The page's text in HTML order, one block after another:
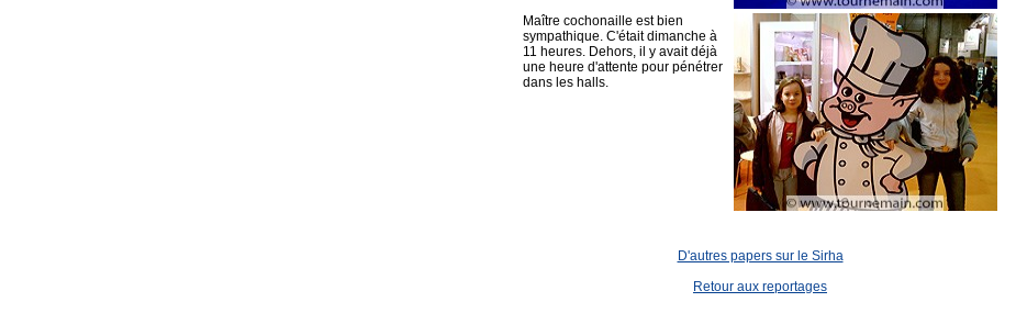
Maître cochonaille est bien
sympathique. C'était dimanche à
11 heures. Dehors, il y avait déjà
une heure d'attente pour pénétrer
dans les halls.
D'autres papers sur le Sirha
Retour aux reportages